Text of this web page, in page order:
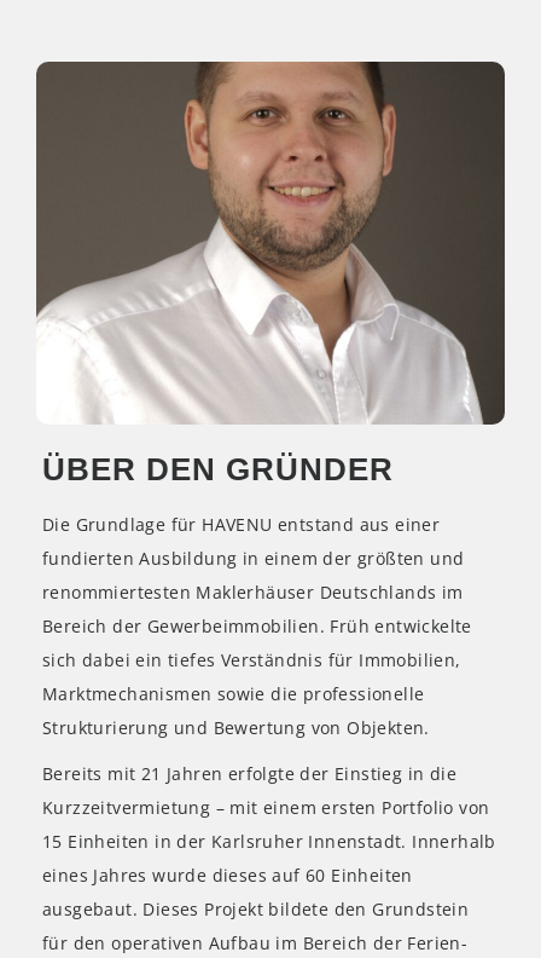
ÜBER DEN GRÜNDER
Die Grundlage für HAVENU entstand aus einer
fundierten Ausbildung in einem der größten und
renommiertesten Maklerhäuser Deutschlands im
Bereich der Gewerbeimmobilien. Früh entwickelte
sich dabei ein tiefes Verständnis für Immobilien,
Marktmechanismen sowie die professionelle
Strukturierung und Bewertung von Objekten.
Bereits mit 21 Jahren erfolgte der Einstieg in die
Kurzzeitvermietung – mit einem ersten Portfolio von
15 Einheiten in der Karlsruher Innenstadt. Innerhalb
eines Jahres wurde dieses auf 60 Einheiten
ausgebaut. Dieses Projekt bildete den Grundstein
für den operativen Aufbau im Bereich der Ferien-